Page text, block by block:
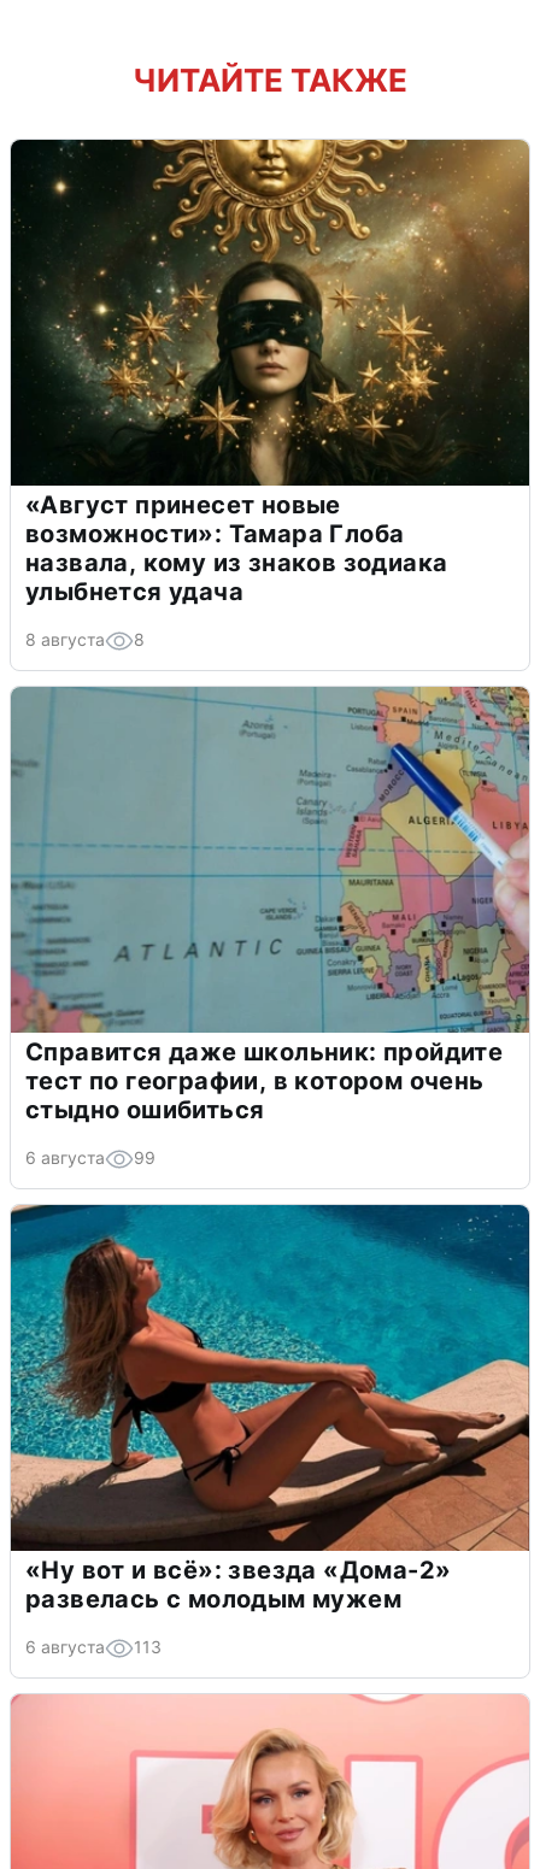
ЧИТАЙТЕ ТАКЖЕ
«Август принесет новые
возможности»: Тамара Глоба
назвала, кому из знаков зодиака
улыбнется удача
8 августа 8
Справится даже школьник: пройдите
тест по географии, в котором очень
стыдно ошибиться
6 августа 99
«Ну вот и всё»: звезда «Дома-2»
развелась с молодым мужем
6 августа 113